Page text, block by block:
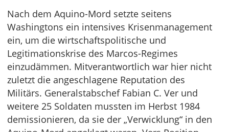
Nach dem Aquino-Mord setzte seitens
Washingtons ein intensives Krisenmanagement
ein, um die wirtschaftspolitische und
Legitimationskrise des Marcos-Regimes
einzudämmen. Mitverantwortlich war hier nicht
zuletzt die angeschlagene Reputation des
Militärs. Generalstabschef Fabian C. Ver und
weitere 25 Soldaten mussten im Herbst 1984
demissionieren, da sie der „Verwicklung“ in den